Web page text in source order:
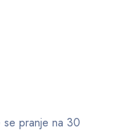
se pranje na 30